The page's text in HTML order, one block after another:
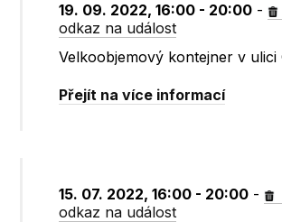
19. 09. 2022, 16:00 - 20:00 -
odkaz na událost
Velkoobjemový kontejner v ulici
Přejít na více informací
15. 07. 2022, 16:00 - 20:00 -
odkaz na událost